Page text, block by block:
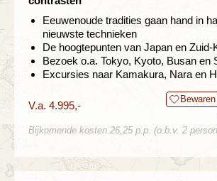
Eeuwenoude tradities gaan hand in
nieuwste technieken
De hoogtepunten van Japan en Zuid-
Bezoek o.a. Tokyo, Kyoto, Busan en
Excursies naar Kamakura, Nara en
V.a. 4.995,- Bewaren
Bijkomende kosten 26,25 p.p. (o.b.v. 2